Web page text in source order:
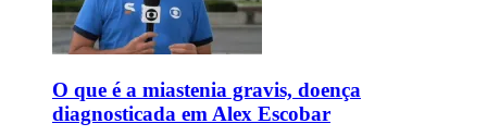
O que é a miastenia gravis, doença
diagnosticada em Alex Escobar